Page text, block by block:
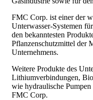
FMC Corp. ist einer der
Unterwasser-Systemen
den bekanntesten
Pflanzenschutzmittel der
Unternehmens.
Weitere Produkte des
Lithiumverbindungen,
wie hydraulische
FMC Corp.